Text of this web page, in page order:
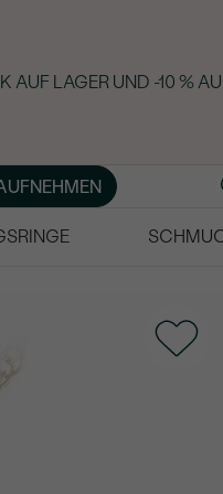
AUF LAGER UND -10 %